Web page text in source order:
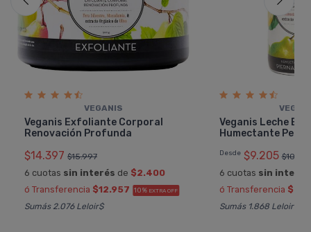
VEGANIS
Veganis Exfoliante Corporal
Renovación Profunda
$14.397 $15.997
6 cuotas sin interés de $2.400
ó Transferencia $12.957 10% EXTRA OFF
Sumás 2.076 Leloir$
Veganis Leche
Humectante Pera
Desde $9.205
6 cuotas sin interés
ó Transferencia
Sumás 1.868 Leloir$